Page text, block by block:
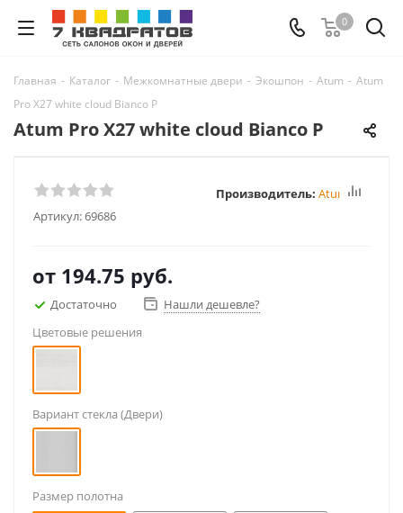
0
Главная - Каталог - Межкомнатные двери - Экошпон - Atum - Atum
Pro Х27 white cloud Bianco P
Atum Pro Х27 white cloud Bianco P
Артикул:69686
Производитель: Atum Pro
от 194.75 руб.
Достаточно
Нашли дешевле?
Цветовые решения
Вариант стекла (Двери)
Размер полотна